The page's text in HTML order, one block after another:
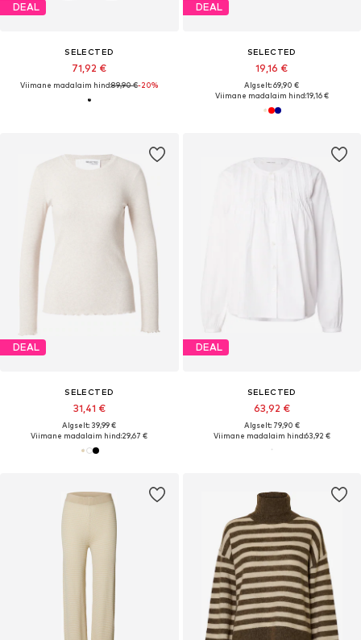
DEAL
SELECTED
71,92 €
Viimane madalaim hind:89,90 €-20%
DEAL
SELECTED
19,16 €
Algselt: 69,90 €
Viimane madalaim hind:19,16 €
DEAL
SELECTED
31,41 €
Algselt: 39,99 €
Viimane madalaim hind:29,67 €
DEAL
SELECTED
63,92 €
Algselt: 79,90 €
Viimane madalaim hind:63,92 €